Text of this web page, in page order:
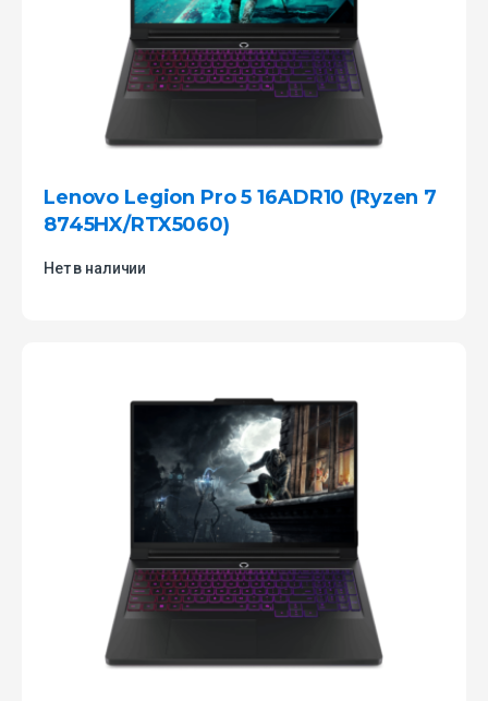
Lenovo Legion Pro 5 16ADR10 (Ryzen 7
8745HX/RTX5060)
Нет в наличии